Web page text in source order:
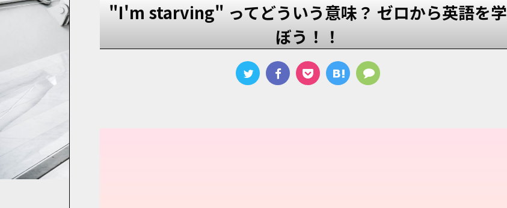
"I'm starving" ってどういう意味？ ゼロから英語を学
ぼう！！